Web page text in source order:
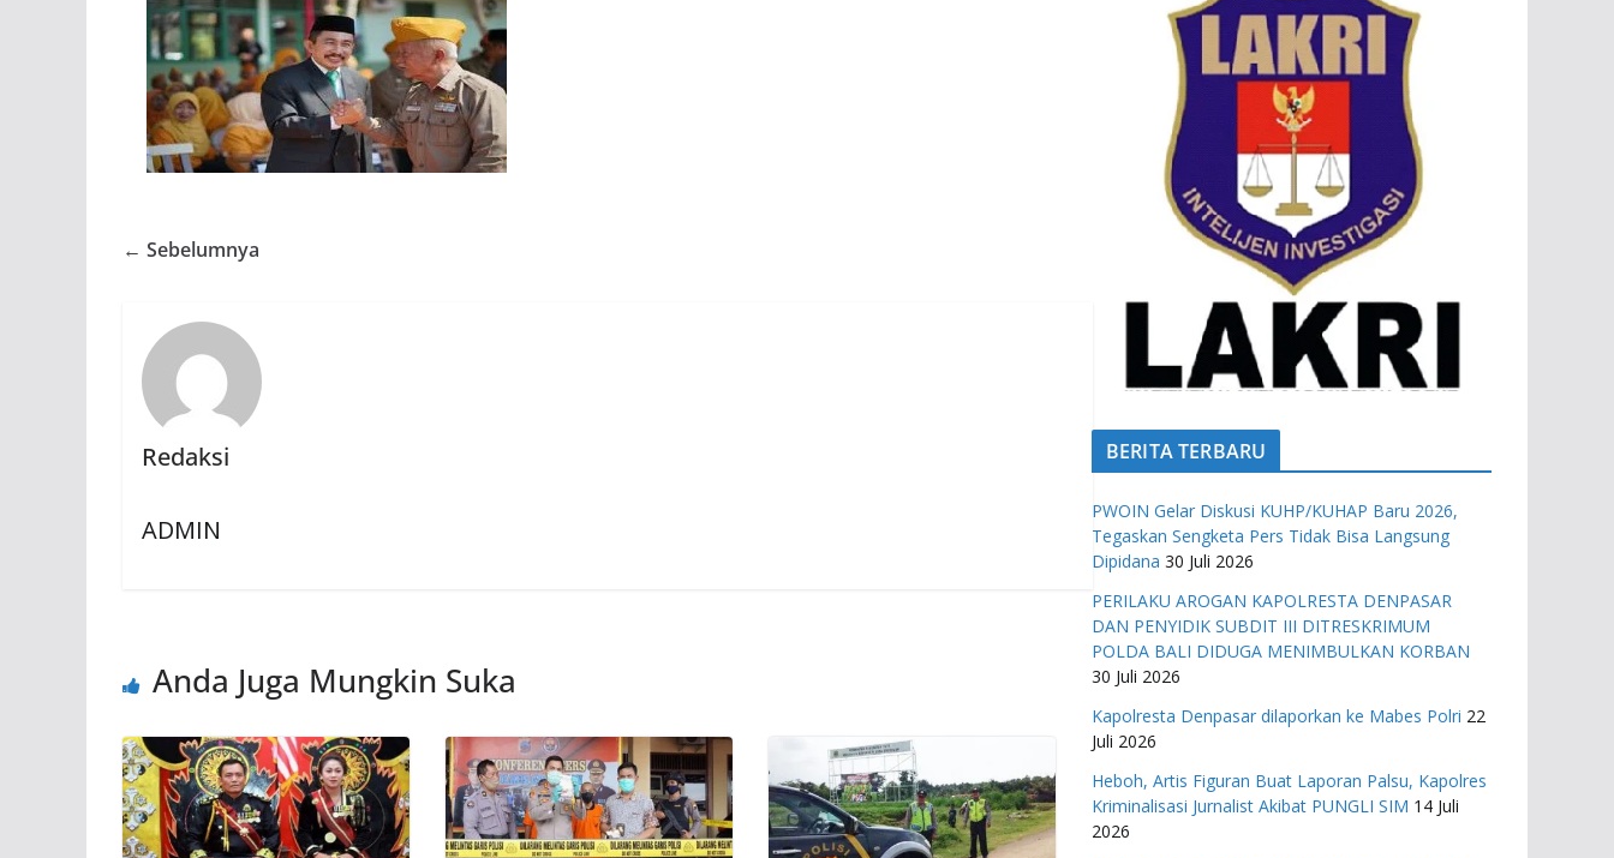
← Sebelumnya
Redaksi
ADMIN
Anda Juga Mungkin Suka
BERITA TERBARU
PWOIN Gelar Diskusi KUHP/KUHAP Baru 2026,
Tegaskan Sengketa Pers Tidak Bisa Langsung
Dipidana 30 Juli 2026
PERILAKU AROGAN KAPOLRESTA DENPASAR
DAN PENYIDIK SUBDIT III DITRESKRIMUM
POLDA BALI DIDUGA MENIMBULKAN KORBAN
30 Juli 2026
Kapolresta Denpasar dilaporkan ke Mabes Polri 22
Juli 2026
Heboh, Artis Figuran Buat Laporan Palsu, Kapolres
Kriminalisasi Jurnalist Akibat PUNGLI SIM 14 Juli
2026